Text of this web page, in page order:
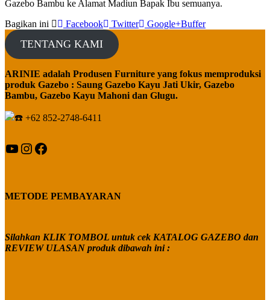
Gazebo Bambu ke Alamat Madiun Bapak Ibu semuanya.
Bagikan ini
Facebook Twitter Google+Buffer
TENTANG KAMI
ARINIE adalah Produsen Furniture yang fokus memproduksi
produk Gazebo : Saung Gazebo Kayu Jati Ukir, Gazebo
Bambu, Gazebo Kayu Mahoni dan Glugu.
+62 852-2748-6411
YouTube
Instagram
Facebook
METODE PEMBAYARAN
Silahkan KLIK TOMBOL untuk cek KATALOG GAZEBO dan
REVIEW ULASAN produk dibawah ini :